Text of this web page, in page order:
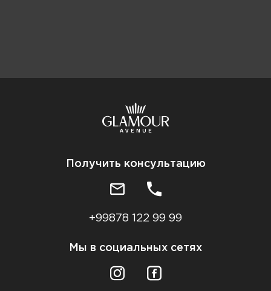
Получить консультацию
+99878 122 99 99
Мы в социальных сетях